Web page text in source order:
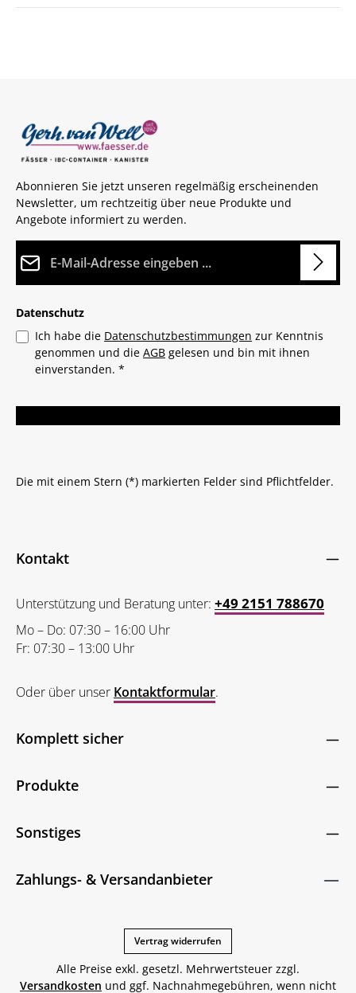
Abonnieren Sie jetzt unseren regelmäßig erscheinenden
Newsletter, um rechtzeitig über neue Produkte und
Angebote informiert zu werden.
Datenschutz
Ich habe die Datenschutzbestimmungen zur Kenntnis
genommen und die AGB gelesen und bin mit ihnen
einverstanden. *
Die mit einem Stern (*) markierten Felder sind Pflichtfelder.
Kontakt
Unterstützung und Beratung unter: +49 2151 788670
Mo – Do: 07:30 – 16:00 Uhr
Fr: 07:30 – 13:00 Uhr
Oder über unser Kontaktformular.
Komplett sicher
Produkte
Sonstiges
Zahlungs- & Versandanbieter
Vertrag widerrufen
Alle Preise exkl. gesetzl. Mehrwertsteuer zzgl.
Versandkosten und ggf. Nachnahmegebühren, wenn nicht